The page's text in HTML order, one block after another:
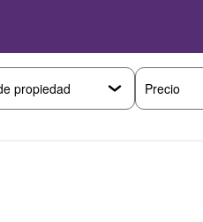
Precio